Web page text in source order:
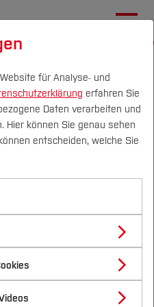
DE|EN Quicklinks
trifft
B)
soll
Bereich
für Analyse- und
erfahren Sie
Daten verarbeiten und
Hier können Sie genau sehen
entscheiden, welche Sie